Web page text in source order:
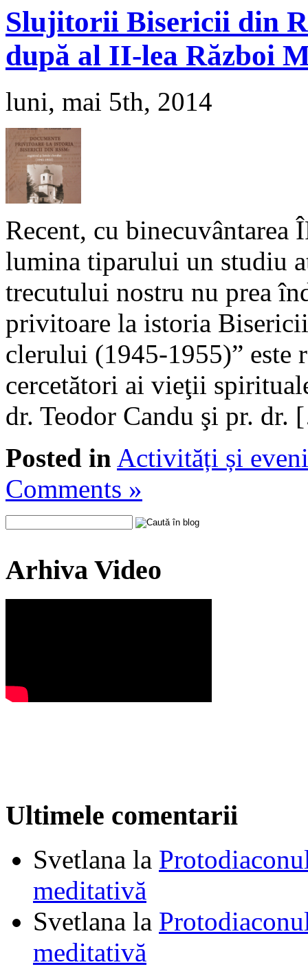
Slujitorii Bisericii din
după al II-lea Război
luni, mai 5th, 2014
Recent, cu
lumina tiparului un studiu
trecutului nostru nu prea
privitoare la istoria
clerului (1945-1955)” este
cercetători ai vieţii
dr. Teodor Candu şi pr.
Posted in Activități și
Comments »
Arhiva Video
Ultimele comentarii
Svetlana la
meditativă
Svetlana la
meditativă